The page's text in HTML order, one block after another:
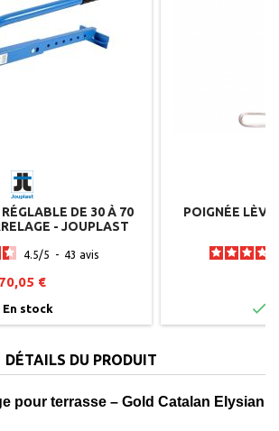
DE 30 À 70
- JOUPLAST
4.5/5 - 43 avis
70,05 €
En stock
POIGNÉE

DÉTAILS DU PRODUIT
pour terrasse – Gold Catalan Elysian